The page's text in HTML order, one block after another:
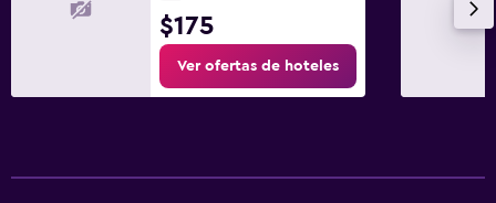
$175
Ver ofertas de hoteles